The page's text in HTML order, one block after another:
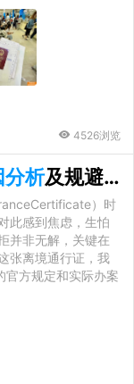
4526浏览
分析及规避指南
）时
此感到焦虑，生怕
并非无解，关键在
张离境通行证，我
方规定和实际办案